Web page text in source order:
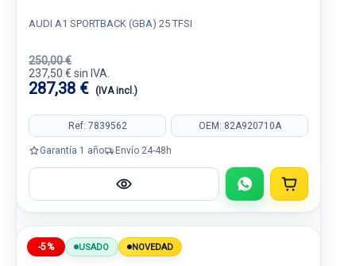
AUDI A1 SPORTBACK (GBA) 25 TFSI
250,00 €
237,50 € sin IVA.
287,38 € (IVA incl.)
Ref: 7839562 OEM: 82A920710A
Garantía 1 año Envío 24-48h
-5% USADO NOVEDAD